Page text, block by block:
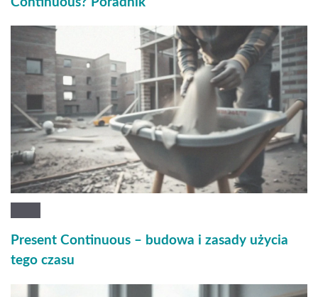
Present Continuous – budowa i zasady użycia
tego czasu